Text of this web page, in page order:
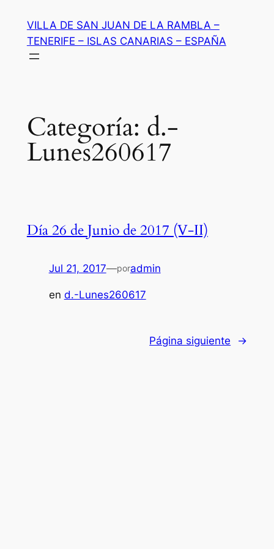
contenido
VILLA DE SAN JUAN DE LA RAMBLA –
TENERIFE – ISLAS CANARIAS – ESPAÑA
Categoría: d.-
Lunes260617
Día 26 de Junio de 2017 (V-II)
Jul 21, 2017—poradmin
en d.-Lunes260617
Página siguiente →